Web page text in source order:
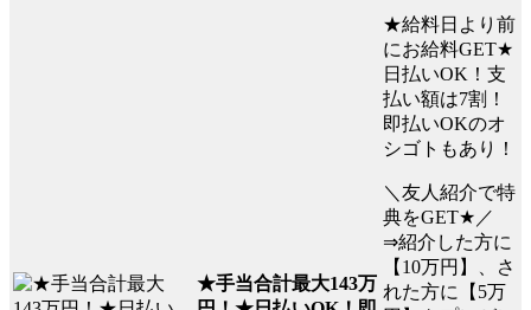
★手当合計最大143万
★給料日より前
にお給料GET★
日払いOK！支
払い額は7割！
即払いOKのオ
シゴトもあり！
＼友人紹介で特
典をGET★／
⇒紹介した方に
【10万円】、さ
れた方に【5万